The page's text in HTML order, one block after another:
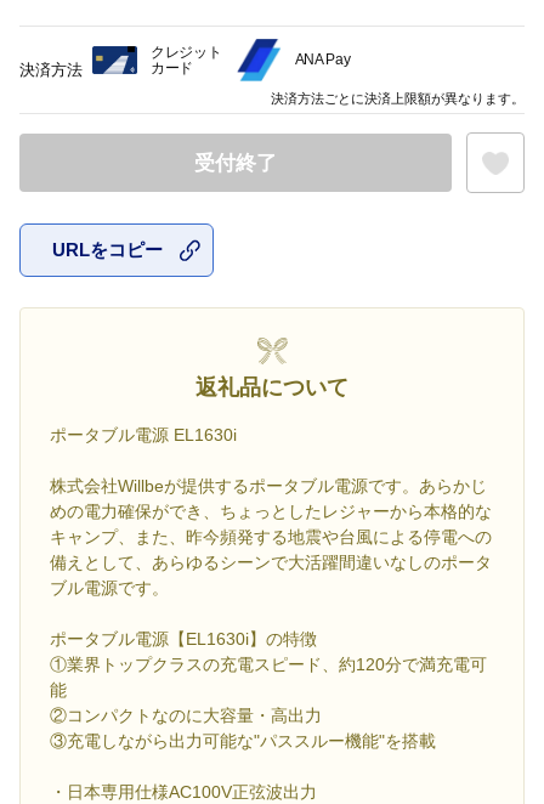
受付終了
URLをコピー
返礼品について
ポータブル電源 EL1630i
株式会社Willbeが提供するポータブル電源です。あらかじ
めの電力確保ができ、ちょっとしたレジャーから本格的な
キャンプ、また、昨今頻発する地震や台風による停電への
備えとして、あらゆるシーンで大活躍間違いなしのポータ
ブル電源です。
ポータブル電源【EL1630i】の特徴
①業界トップクラスの充電スピード、約120分で満充電可
能
②コンパクトなのに大容量・高出力
③充電しながら出力可能な"パススルー機能"を搭載
・日本専用仕様AC100V正弦波出力
決済方法
クレジット
カード
ANA Pay
決済方法ごとに決済上限額が異なります。